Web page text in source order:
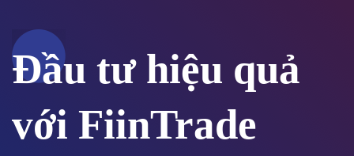
Đầu tư hiệu quả
với FiinTrade